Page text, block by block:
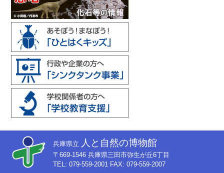
兵庫県立 人と自然の博物館
〒669-1546 兵庫県三田市弥生が丘6丁目
TEL: 079-559-2001 FAX: 079-559-2007